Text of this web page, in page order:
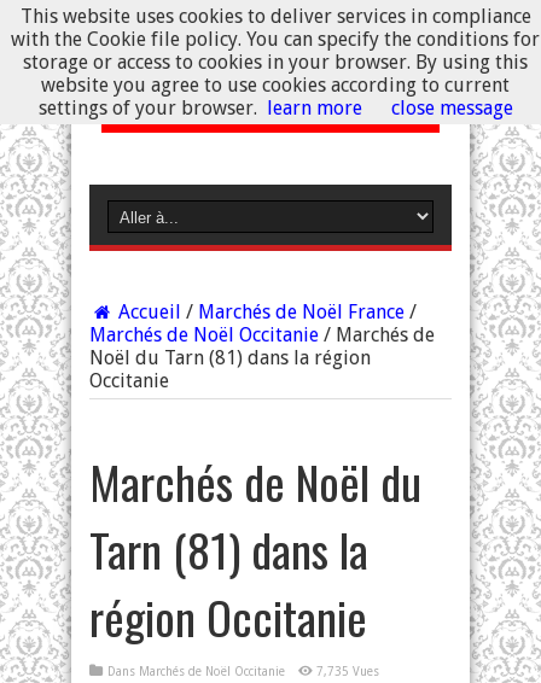
Accueil / Marchés de Noël France /
Marchés de Noël Occitanie / Marchés de
Noël du Tarn (81) dans la région
Occitanie
Marchés de Noël du
Tarn (81) dans la
région Occitanie
Dans Marchés de Noël Occitanie 7,735 Vues
This website uses cookies to deliver services in compliance
with the Cookie file policy. You can specify the conditions for
storage or access to cookies in your browser. By using this
website you agree to use cookies according to current
settings of your browser. learn more close message